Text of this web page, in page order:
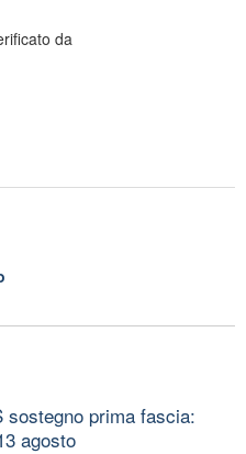
da
prima fascia:
agosto